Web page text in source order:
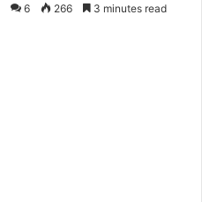
6 266 3 minutes read